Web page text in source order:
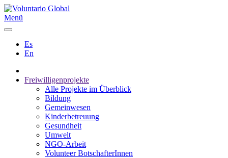
Menü
Es
En
Freiwilligenprojekte
Alle Projekte im Überblick
Bildung
Gemeinwesen
Kinderbetreuung
Gesundheit
Umwelt
NGO-Arbeit
Volunteer BotschafterInnen